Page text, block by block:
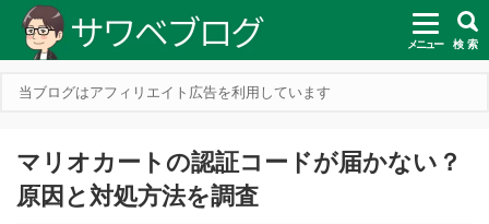
メニュー 検 索
当ブログはアフィリエイト広告を利用しています
マリオカートの認証コードが届かない？
原因と対処方法を調査